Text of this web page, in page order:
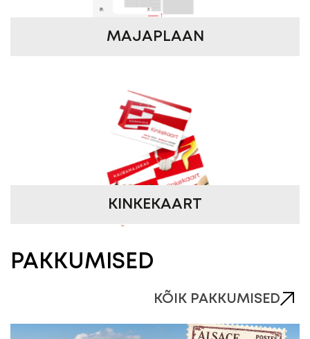
MAJAPLAAN
KINKEKAART
PAKKUMISED
KÕIK PAKKUMISED